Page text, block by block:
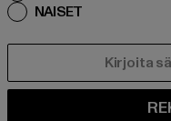
NAISET